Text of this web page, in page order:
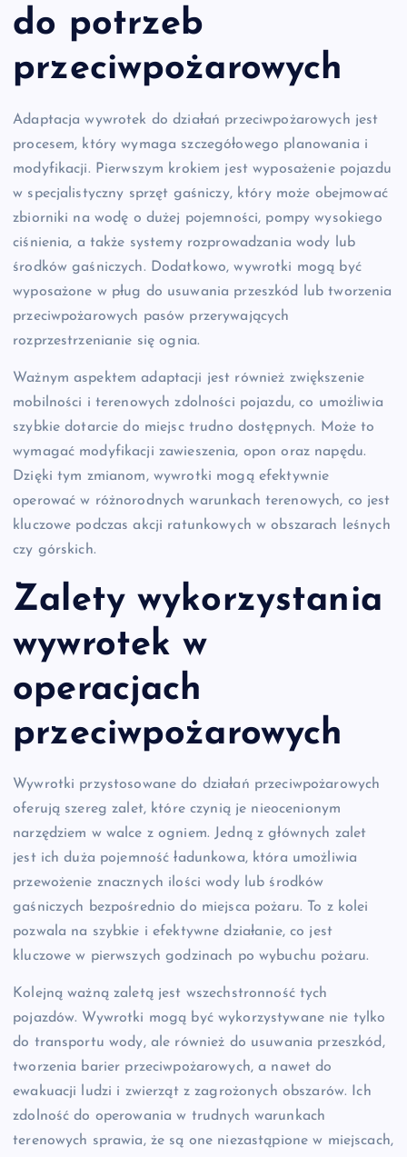
do potrzeb
przeciwpożarowych
Adaptacja wywrotek do działań przeciwpożarowych jest
procesem, który wymaga szczegółowego planowania i
modyfikacji. Pierwszym krokiem jest wyposażenie pojazdu
w specjalistyczny sprzęt gaśniczy, który może obejmować
zbiorniki na wodę o dużej pojemności, pompy wysokiego
ciśnienia, a także systemy rozprowadzania wody lub
środków gaśniczych. Dodatkowo, wywrotki mogą być
wyposażone w pług do usuwania przeszkód lub tworzenia
przeciwpożarowych pasów przerywających
rozprzestrzenianie się ognia.
Ważnym aspektem adaptacji jest również zwiększenie
mobilności i terenowych zdolności pojazdu, co umożliwia
szybkie dotarcie do miejsc trudno dostępnych. Może to
wymagać modyfikacji zawieszenia, opon oraz napędu.
Dzięki tym zmianom, wywrotki mogą efektywnie
operować w różnorodnych warunkach terenowych, co jest
kluczowe podczas akcji ratunkowych w obszarach leśnych
czy górskich.
Zalety wykorzystania
wywrotek w
operacjach
przeciwpożarowych
Wywrotki przystosowane do działań przeciwpożarowych
oferują szereg zalet, które czynią je nieocenionym
narzędziem w walce z ogniem. Jedną z głównych zalet
jest ich duża pojemność ładunkowa, która umożliwia
przewożenie znacznych ilości wody lub środków
gaśniczych bezpośrednio do miejsca pożaru. To z kolei
pozwala na szybkie i efektywne działanie, co jest
kluczowe w pierwszych godzinach po wybuchu pożaru.
Kolejną ważną zaletą jest wszechstronność tych
pojazdów. Wywrotki mogą być wykorzystywane nie tylko
do transportu wody, ale również do usuwania przeszkód,
tworzenia barier przeciwpożarowych, a nawet do
ewakuacji ludzi i zwierząt z zagrożonych obszarów. Ich
zdolność do operowania w trudnych warunkach
terenowych sprawia, że są one niezastąpione w miejscach,